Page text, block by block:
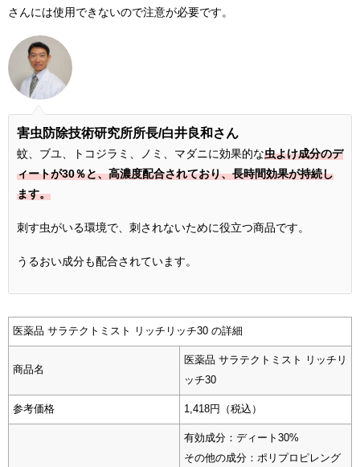
さんには使用できないので注意が必要です。
害虫防除技術研究所所長/白井良和さん
蚊、ブユ、トコジラミ、ノミ、マダニに効果的な虫よけ成分のデ
ィートが30％と、高濃度配合されており、長時間効果が持続し
ます。
刺す虫がいる環境で、刺されないために役立つ商品です。
うるおい成分も配合されています。
医薬品 サラテクトミスト リッチリッチ30 の詳細
商品名
医薬品 サラテクトミスト リッチリ
ッチ30
参考価格 1,418円（税込）
有効成分：ディート30%
その他の成分：ポリプロピレング